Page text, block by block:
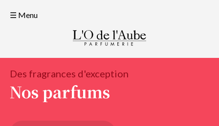
☰ Menu
Des fragrances d'exception
Nos parfums